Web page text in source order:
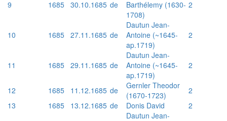
9 1685 30.10.1685 de
Barthélemy (1630-
1708)
2
10 1685 27.11.1685 de
Dautun Jean-
Antoine (~1645-
ap.1719)
2
11 1685 29.11.1685 de
Dautun Jean-
Antoine (~1645-
ap.1719)
2
12 1685 11.12.1685 de
Gernler Theodor
(1670-1723)
2
13
1685 13.12.1685 de Donis David
2
Dautun Jean-